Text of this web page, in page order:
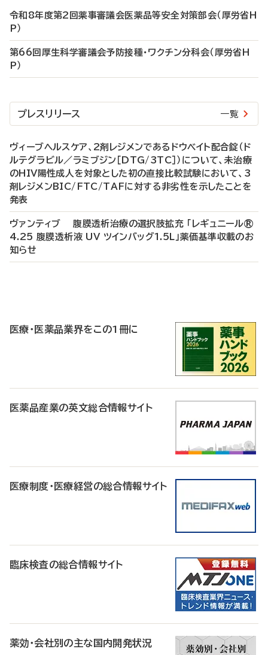
令和8年度第2回薬事審議会医薬品等安全対策部会（厚労省H
P）
第66回厚生科学審議会予防接種・ワクチン分科会（厚労省H
P）
プレスリリース 一覧
ヴィーブヘルスケア、2剤レジメンであるドウベイト配合錠（ド
ルテグラビル／ラミブジン［DTG/3TC］）について、未治療
のHIV陽性成人を対象とした初の直接比較試験において、3
剤レジメンBIC/FTC/TAFに対する非劣性を示したことを
発表
ヴァンティブ 腹膜透析治療の選択肢拡充 「レギュニール®
4.25 腹膜透析液 UV ツインバッグ1.5L」薬価基準収載のお
知らせ
医療・医薬品業界をこの1冊に
医薬品産業の英文総合情報サイト
医療制度・医療経営の総合情報サイト
臨床検査の総合情報サイト
薬効・会社別の主な国内開発状況